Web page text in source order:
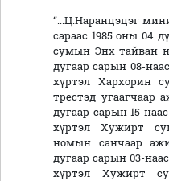
“...Ц.Наранцэцэг
сараас 1985 оны 04
сумын Энх тайван
дугаар сарын 08-
хүртэл Хархорин
трестэд угаагчаар
дугаар сарын 15-
хүртэл Хужирт
номын санчаар
дугаар сарын 03-
хүртэл Хужирт